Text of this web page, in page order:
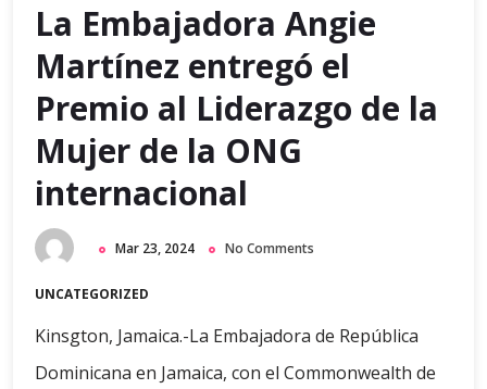
La Embajadora Angie
Martínez entregó el
Premio al Liderazgo de la
Mujer de la ONG
internacional
Mar 23, 2024 No Comments
UNCATEGORIZED
Kinsgton, Jamaica.-La Embajadora de República
Dominicana en Jamaica, con el Commonwealth de